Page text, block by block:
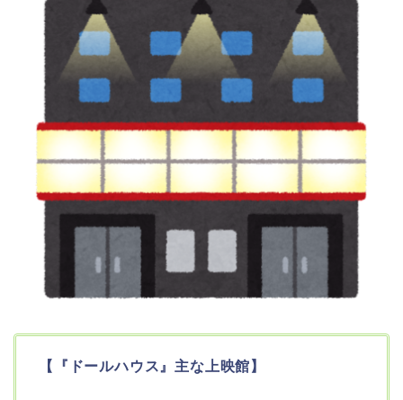
【『ドールハウス』主な上映館】